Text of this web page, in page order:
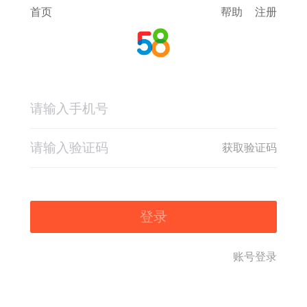
首页 帮助 注册
获取验证码
登录
账号登录